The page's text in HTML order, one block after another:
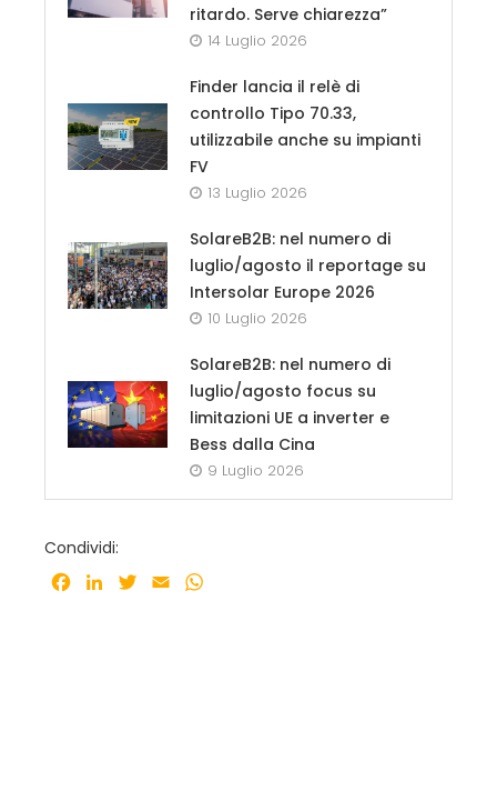
ritardo. Serve chiarezza”
14 Luglio 2026
Finder lancia il relè di
controllo Tipo 70.33,
utilizzabile anche su impianti
FV
13 Luglio 2026
SolareB2B: nel numero di
luglio/agosto il reportage su
Intersolar Europe 2026
10 Luglio 2026
SolareB2B: nel numero di
luglio/agosto focus su
limitazioni UE a inverter e
Bess dalla Cina
9 Luglio 2026
Condividi:
Facebook
LinkedInTwitter
Email